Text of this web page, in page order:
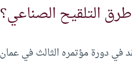
التلقيح الصناعي؟